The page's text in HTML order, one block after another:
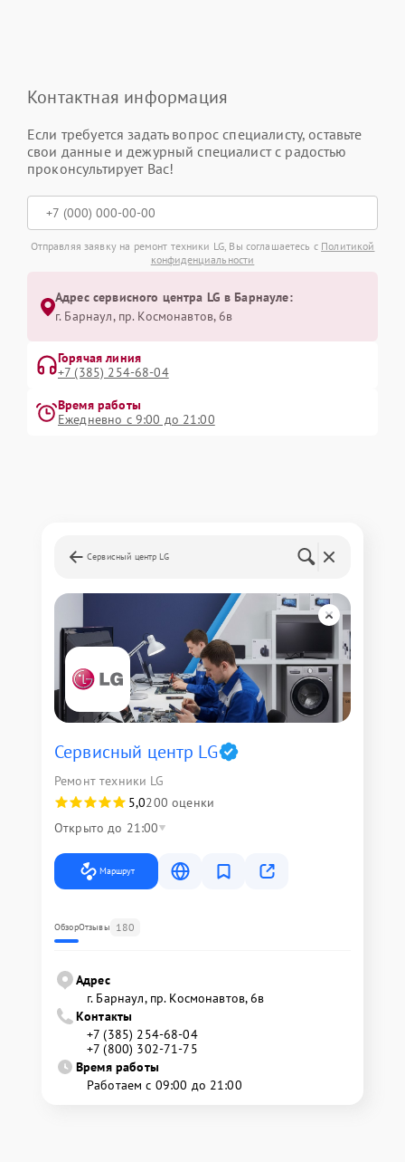
Контактная информация
Если требуется задать вопрос специалисту, оставьте
свои данные и дежурный специалист с радостью
проконсультирует Вас!
Отправляя заявку на ремонт техники LG, Вы соглашаетесь с Политикой
конфиденциальности
Адрес сервисного центра LG в Барнауле:
г. Барнаул, ​пр. Космонавтов, 6в
Горячая линия
+7 (385) 254-68-04
Время работы
Ежедневно с 9:00 до 21:00
Сервисный центр LG
Сервисный центр LG
Ремонт техники LG
5,0200 оценки
Открыто до 21:00
Маршрут
ОбзорОтзывы 180
Адрес
г. Барнаул, ​пр. Космонавтов, 6в
Контакты
+7 (385) 254-68-04
+7 (800) 302-71-75
Время работы
Работаем с 09:00 до 21:00